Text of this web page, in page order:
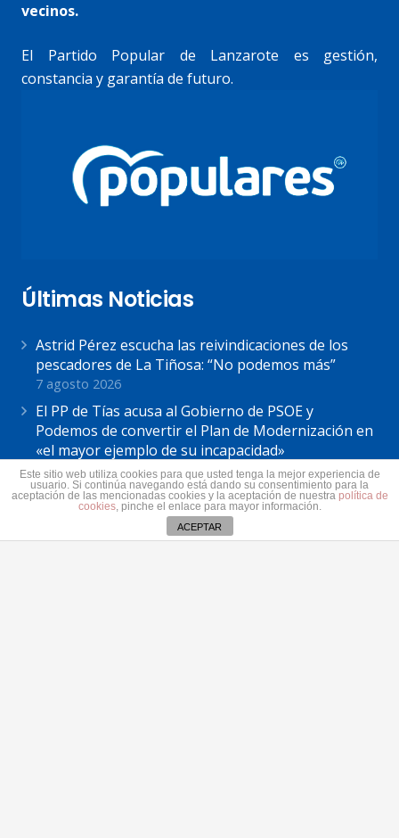
vecinos.
El Partido Popular de Lanzarote es gestión,
constancia y garantía de futuro.
Últimas Noticias
Astrid Pérez escucha las reivindicaciones de los
pescadores de La Tiñosa: “No podemos más”
7 agosto 2026
El PP de Tías acusa al Gobierno de PSOE y
Podemos de convertir el Plan de Modernización en
«el mayor ejemplo de su incapacidad»
7 agosto 2026
Astrid Pérez: “Lanzarote y toda Canarias se
solidariza con Ceuta: España no puede seguir sin
una política migratoria de Estado”
Este sitio web utiliza cookies para que usted tenga la mejor experiencia de
usuario. Si continúa navegando está dando su consentimiento para la
aceptación de las mencionadas cookies y la aceptación de nuestra política de
cookies, pinche el enlace para mayor información.
ACEPTAR